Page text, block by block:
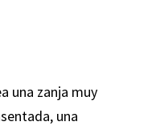
una zanja muy
una